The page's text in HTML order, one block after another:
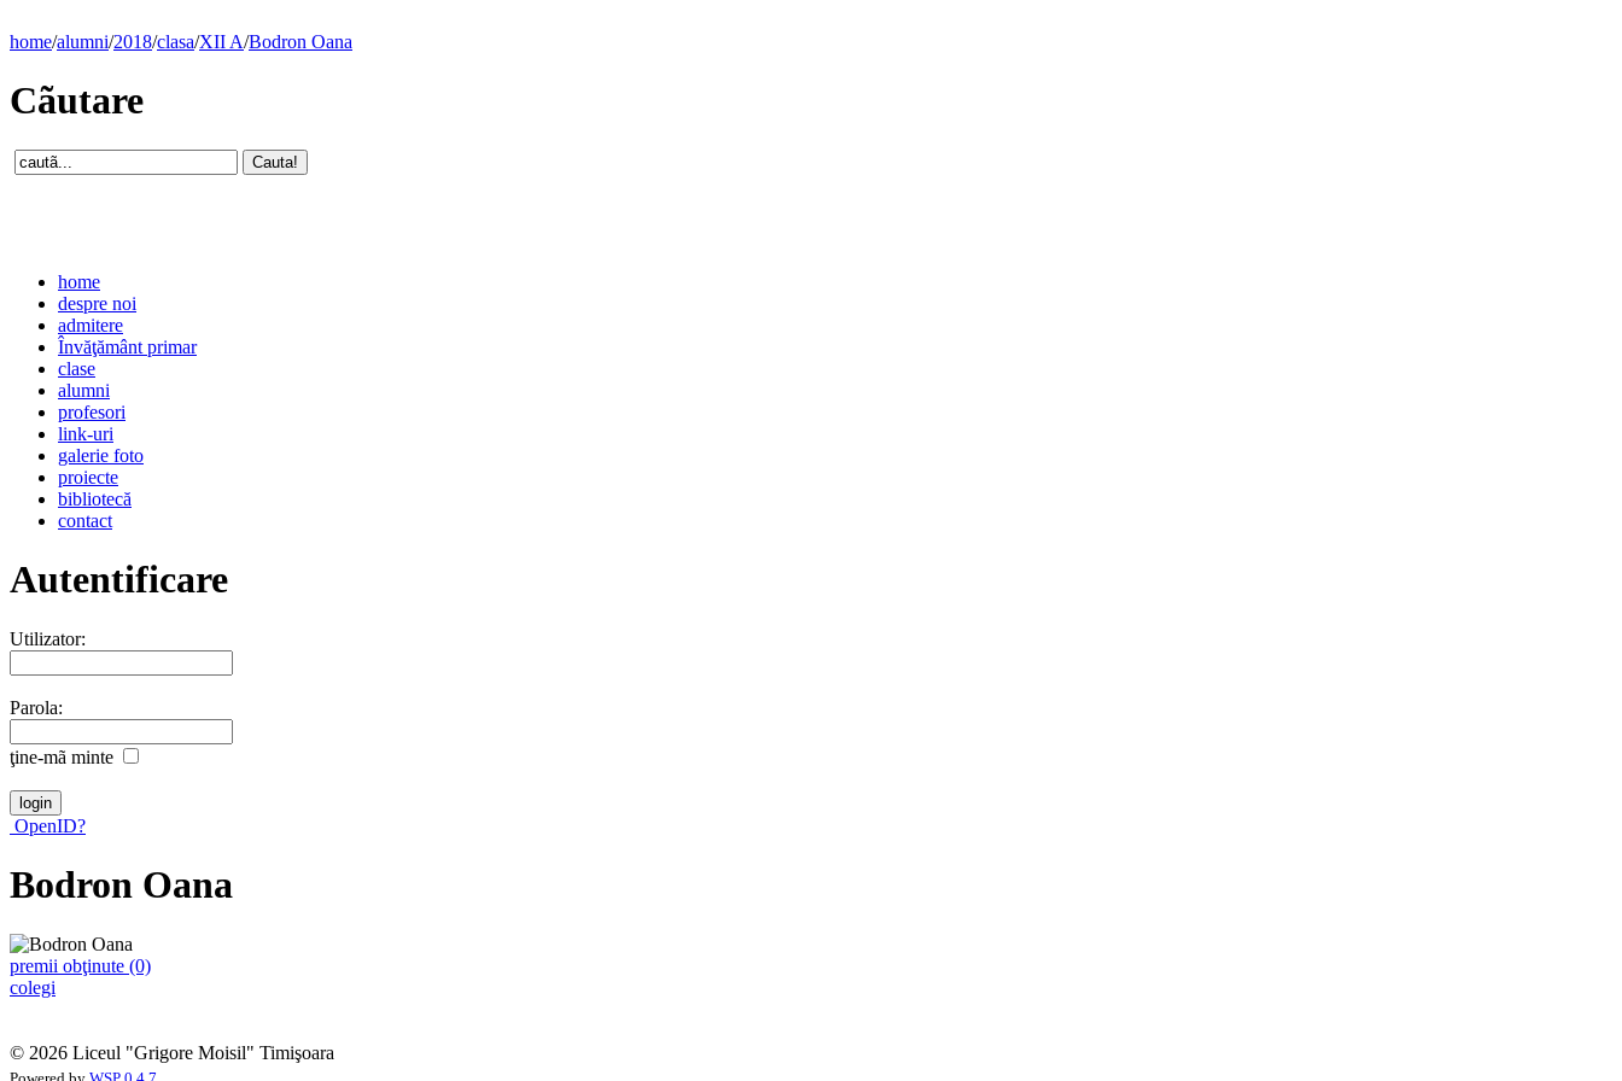
home/alumni/2018/clasa/XII A/Bodron Oana
Cãutare
home
despre noi
admitere
Învăţământ primar
clase
alumni
profesori
link-uri
galerie foto
proiecte
bibliotecă
contact
Autentificare
Utilizator:
Parola:
ţine-mã minte
OpenID?
Bodron Oana
premii obţinute (0)
colegi
© 2026 Liceul "Grigore Moisil" Timişoara